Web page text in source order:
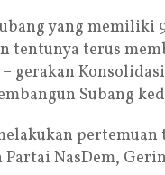
yang memiliki
tentunya terus
gerakan
Subang
NasDem,